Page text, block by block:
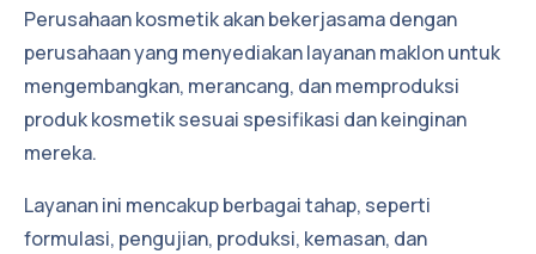
Perusahaan kosmetik akan bekerjasama dengan
perusahaan yang menyediakan layanan maklon untuk
mengembangkan, merancang, dan memproduksi
produk kosmetik sesuai spesifikasi dan keinginan
mereka.
Layanan ini mencakup berbagai tahap, seperti
formulasi, pengujian, produksi, kemasan, dan